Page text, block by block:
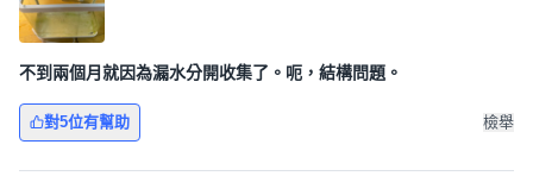
不到兩個月就因為漏水分開收集了。呃，結構問題。
對5位有幫助 檢舉